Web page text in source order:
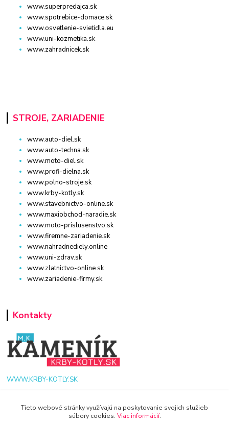
www.superpredajca.sk
www.spotrebice-domace.sk
www.osvetlenie-svietidla.eu
www.uni-kozmetika.sk
www.zahradnicek.sk
STROJE, ZARIADENIE
www.auto-diel.sk
www.auto-techna.sk
www.moto-diel.sk
www.profi-dielna.sk
www.polno-stroje.sk
www.krby-kotly.sk
www.stavebnictvo-online.sk
www.maxiobchod-naradie.sk
www.moto-prislusenstvo.sk
www.firemne-zariadenie.sk
www.nahradnediely.online
www.uni-zdrav.sk
www.zlatnictvo-online.sk
www.zariadenie-firmy.sk
Kontakty
WWW.KRBY-KOTLY.SK
Tieto webové stránky využívajú na poskytovanie svojich služieb
súbory cookies. Viac informácií.